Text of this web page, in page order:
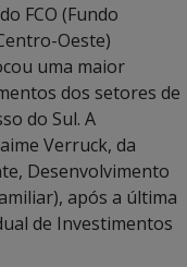
FCO (Fundo
Oeste)
uma maior
dos setores de
do Sul. A
Verruck, da
Desenvolvimento
após a última
de Investimentos